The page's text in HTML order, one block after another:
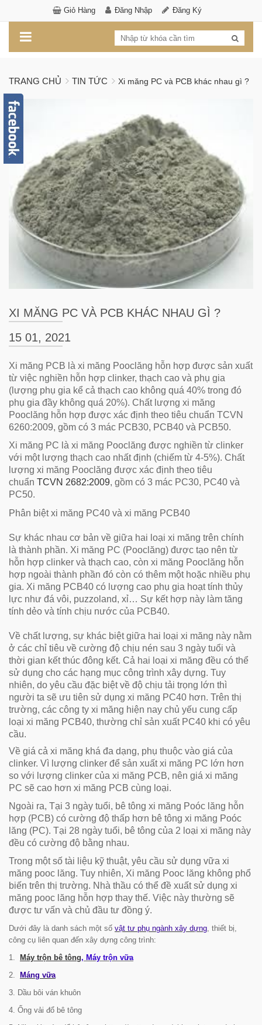
Giỏ Hàng Đăng Nhập Đăng Ký
TRANG CHỦ TIN TỨC Xi măng PC và PCB khác nhau gì ?
XI MĂNG PC VÀ PCB KHÁC NHAU GÌ ?
15 01, 2021
Xi măng PCB là xi măng Pooclăng hỗn hợp được sản xuất
từ việc nghiền hỗn hợp clinker, thạch cao và phụ gia
(lượng phụ gia kể cả thạch cao không quá 40% trong đó
phụ gia đầy không quá 20%). Chất lượng xi măng
Pooclăng hỗn hợp được xác định theo tiêu chuẩn TCVN
6260:2009, gồm có 3 mác PCB30, PCB40 và PCB50.
Xi măng PC là xi măng Pooclăng được nghiền từ clinker
với một lượng thạch cao nhất định (chiếm từ 4-5%). Chất
lượng xi măng Pooclăng được xác định theo tiêu
chuẩn TCVN 2682:2009, gồm có 3 mác PC30, PC40 và
PC50.
Phân biệt xi măng PC40 và xi măng PCB40
Sự khác nhau cơ bản về giữa hai loại xi măng trên chính
là thành phần. Xi măng PC (Pooclăng) được tạo nên từ
hỗn hợp clinker và thạch cao, còn xi măng Pooclăng hỗn
hợp ngoài thành phần đó còn có thêm một hoặc nhiều phụ
gia. Xi măng PCB40 có lượng cao phụ gia hoạt tính thủy
lực như đá vôi, puzzoland, xỉ… Sự kết hợp này làm tăng
tính dẻo và tính chịu nước của PCB40.
Về chất lượng, sự khác biệt giữa hai loại xi măng này nằm
ở các chỉ tiêu về cường độ chịu nén sau 3 ngày tuổi và
thời gian kết thúc đông kết. Cả hai loại xi măng đều có thể
sử dụng cho các hạng mục công trình xây dựng. Tuy
nhiên, do yêu cầu đặc biệt về độ chịu tải trọng lớn thì
người ta sẽ ưu tiên sử dụng xi măng PC40 hơn. Trên thị
trường, các công ty xi măng hiện nay chủ yếu cung cấp
loại xi măng PCB40, thường chỉ sản xuất PC40 khi có yêu
cầu.
Về giá cả xi măng khá đa dạng, phụ thuộc vào giá của
clinker. Vì lượng clinker để sản xuất xi măng PC lớn hơn
so với lượng clinker của xi măng PCB, nên giá xi măng
PC sẽ cao hơn xi măng PCB cùng loại.
Ngoài ra, Tại 3 ngày tuổi, bê tông xi măng Poóc lăng hỗn
hợp (PCB) có cường độ thấp hơn bê tông xi măng Poóc
lăng (PC). Tại 28 ngày tuổi, bê tông của 2 loại xi măng này
đều có cường độ bằng nhau.
Trong một số tài liệu kỹ thuật, yêu cầu sử dụng vữa xi
măng pooc lăng. Tuy nhiên, Xi măng Pooc lăng không phổ
biến trên thị trường. Nhà thầu có thể đề xuất sử dụng xi
măng pooc lăng hỗn hợp thay thế. Việc này thường sẽ
được tư vấn và chủ đầu tư đồng ý.
Dưới đây là danh sách một số vật tư phụ ngành xây dựng, thiết bị,
công cụ liên quan đến xây dựng công trình:
1.
Máy trộn bê tông, Máy trộn vữa
2.
Máng vữa
3. Dầu bôi ván khuôn
4. Ống vải đổ bê tông